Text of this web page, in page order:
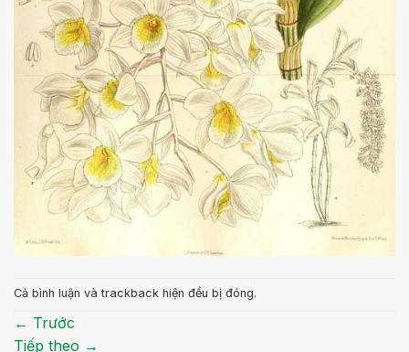
Cả bình luận và trackback hiện đều bị đóng.
← Trước
Tiếp theo →